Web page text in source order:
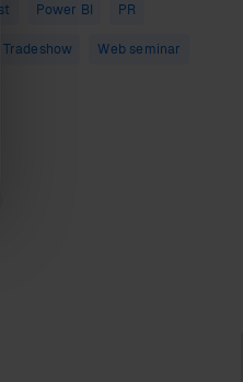
Power BI PR
Tradeshow Web seminar